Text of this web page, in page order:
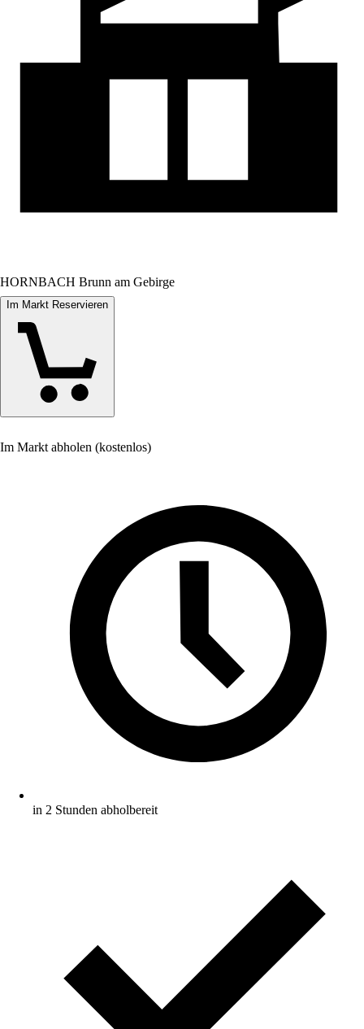
HORNBACH Brunn am Gebirge
Im Markt Reservieren
Im Markt abholen (kostenlos)
in 2 Stunden abholbereit